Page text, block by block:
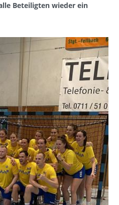
Beteiligten wieder ein